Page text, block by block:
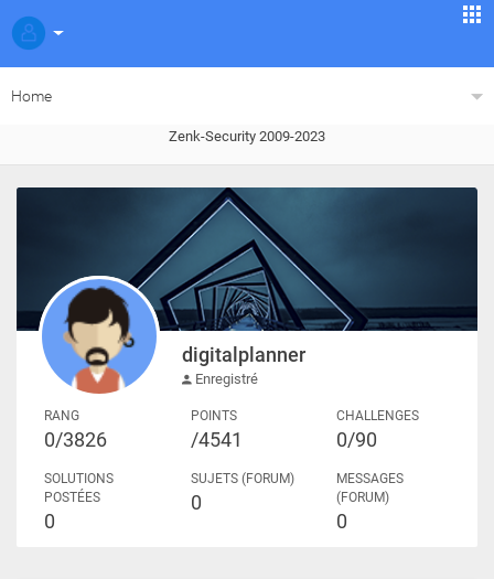
Home
Zenk-Security 2009-2023
digitalplanner
Enregistré
RANG
0/3826
POINTS
/4541
CHALLENGES
0/90
SOLUTIONS
POSTÉES
0
SUJETS (FORUM)
0
MESSAGES
(FORUM)
0